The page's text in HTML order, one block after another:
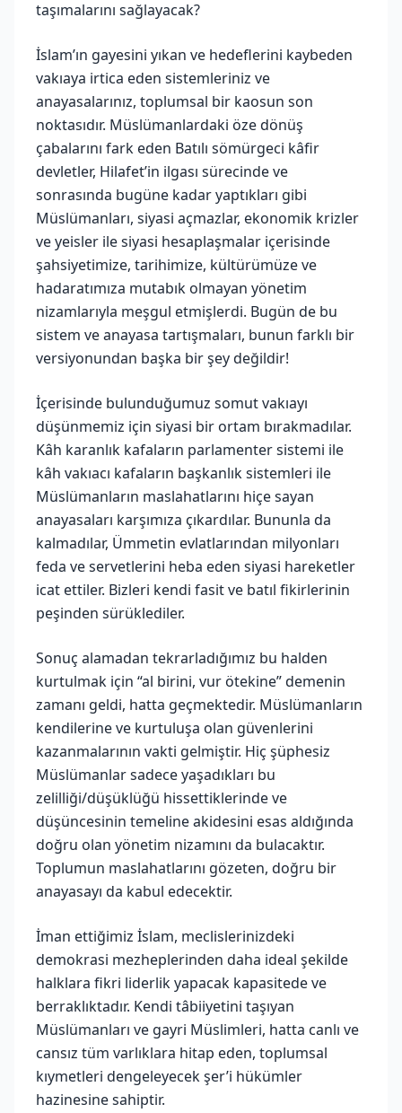
taşımalarını sağlayacak?
İslam’ın gayesini yıkan ve hedeflerini kaybeden
vakıaya irtica eden sistemleriniz ve
anayasalarınız, toplumsal bir kaosun son
noktasıdır. Müslümanlardaki öze dönüş
çabalarını fark eden Batılı sömürgeci kâfir
devletler, Hilafet’in ilgası sürecinde ve
sonrasında bugüne kadar yaptıkları gibi
Müslümanları, siyasi açmazlar, ekonomik krizler
ve yeisler ile siyasi hesaplaşmalar içerisinde
şahsiyetimize, tarihimize, kültürümüze ve
hadaratımıza mutabık olmayan yönetim
nizamlarıyla meşgul etmişlerdi. Bugün de bu
sistem ve anayasa tartışmaları, bunun farklı bir
versiyonundan başka bir şey değildir!
İçerisinde bulunduğumuz somut vakıayı
düşünmemiz için siyasi bir ortam bırakmadılar.
Kâh karanlık kafaların parlamenter sistemi ile
kâh vakıacı kafaların başkanlık sistemleri ile
Müslümanların maslahatlarını hiçe sayan
anayasaları karşımıza çıkardılar. Bununla da
kalmadılar, Ümmetin evlatlarından milyonları
feda ve servetlerini heba eden siyasi hareketler
icat ettiler. Bizleri kendi fasit ve batıl fikirlerinin
peşinden sürüklediler.
Sonuç alamadan tekrarladığımız bu halden
kurtulmak için “al birini, vur ötekine” demenin
zamanı geldi, hatta geçmektedir. Müslümanların
kendilerine ve kurtuluşa olan güvenlerini
kazanmalarının vakti gelmiştir. Hiç şüphesiz
Müslümanlar sadece yaşadıkları bu
zelilliği/düşüklüğü hissettiklerinde ve
düşüncesinin temeline akidesini esas aldığında
doğru olan yönetim nizamını da bulacaktır.
Toplumun maslahatlarını gözeten, doğru bir
anayasayı da kabul edecektir.
İman ettiğimiz İslam, meclislerinizdeki
demokrasi mezheplerinden daha ideal şekilde
halklara fikri liderlik yapacak kapasitede ve
berraklıktadır. Kendi tâbiiyetini taşıyan
Müslümanları ve gayri Müslimleri, hatta canlı ve
cansız tüm varlıklara hitap eden, toplumsal
kıymetleri dengeleyecek şer’i hükümler
hazinesine sahiptir.